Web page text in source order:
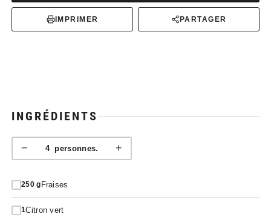
IMPRIMER PARTAGER
INGRÉDIENTS
− 4personnes. +
250 g Fraises
1Citron vert